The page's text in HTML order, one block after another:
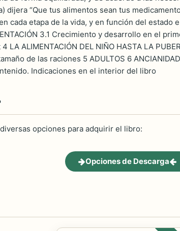
dijera “Que tus alimentos sean tus
cada etapa de la vida, y en función del estado
3.1 Crecimiento y desarrollo en el
LA ALIMENTACIÓN DEL NIÑO HASTA LA
de las raciones 5 ADULTOS 6
Indicaciones en el interior del libro
opciones para adquirir el libro:
Opciones de Descarga